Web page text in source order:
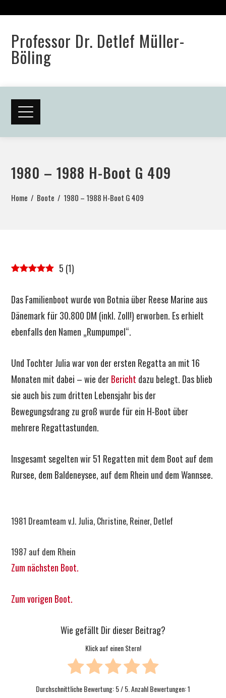
Professor Dr. Detlef Müller-
Böling
1980 – 1988 H-Boot G 409
Home Boote 1980 – 1988 H-Boot G 409
5 (1)
Das Familienboot wurde von Botnia über Reese Marine aus
Dänemark für 30.800 DM (inkl. Zoll!) erworben. Es erhielt
ebenfalls den Namen „Rumpumpel“.
Und Tochter Julia war von der ersten Regatta an mit 16
Monaten mit dabei – wie derBericht dazu belegt. Das blieb
sie auch bis zum dritten Lebensjahr bis der
Bewegungsdrang zu groß wurde für ein H-Boot über
mehrere Regattastunden.
Insgesamt segelten wir 51 Regatten mit dem Boot auf dem
Rursee, dem Baldeneysee, auf dem Rhein und dem Wannsee.
1981 Dreamteam v.l. Julia, Christine, Reiner, Detlef
1987 auf dem Rhein
Zum nächsten Boot.
Zum vorigen Boot.
Wie gefällt Dir dieser Beitrag?
Klick auf einen Stern!
Durchschnittliche Bewertung:5/ 5. Anzahl Bewertungen:1